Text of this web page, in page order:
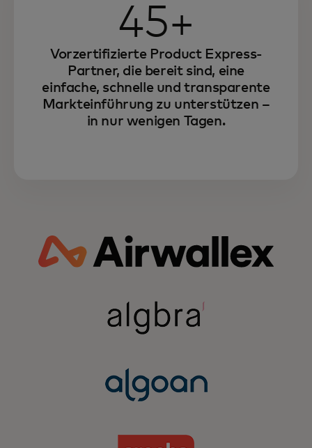
Wachstum durch die Kraft von
Partnerschaften fördern kann.
45+
Vorzertifizierte Product Express-
Partner, die bereit sind, eine
einfache, schnelle und transparente
Markteinführung zu unterstützen –
in nur wenigen Tagen.